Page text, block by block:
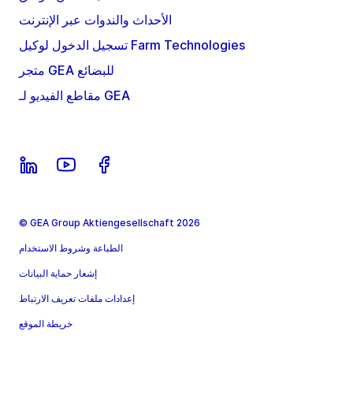
الأحداث والندوات عبر الإنترنت
تسجيل الدخول لوكيل Farm Technologies
متجر GEA للبضائع
مقاطع الفيديو لـ GEA
© GEA Group Aktiengesellschaft 2026
الطباعة وشروط الاستخدام
إشعار حماية البيانات
إعدادات ملفات تعريف الارتباط
خريطة الموقع